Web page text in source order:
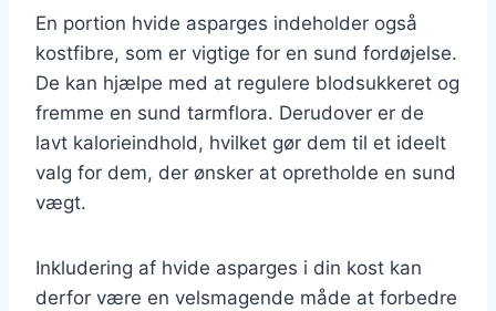
En portion hvide asparges indeholder også
kostfibre, som er vigtige for en sund fordøjelse.
De kan hjælpe med at regulere blodsukkeret og
fremme en sund tarmflora. Derudover er de
lavt kalorieindhold, hvilket gør dem til et ideelt
valg for dem, der ønsker at opretholde en sund
vægt.
Inkludering af hvide asparges i din kost kan
derfor være en velsmagende måde at forbedre